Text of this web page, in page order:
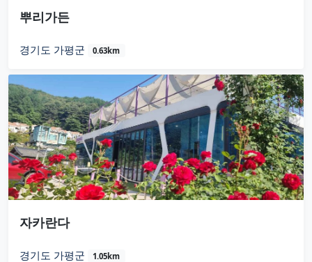
뿌리가든
경기도 가평군 0.63km
자카란다
경기도 가평군 1.05km